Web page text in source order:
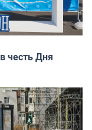
честь Дня